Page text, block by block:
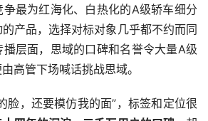
最为红海化、白热化的A级轿车细分
产品，选择对标对象几乎都不约而同
层面，思域的口碑和名誉令大量A级
高管下场喊话挑战思域。
脸，还要模仿我的面”，标签和定位很